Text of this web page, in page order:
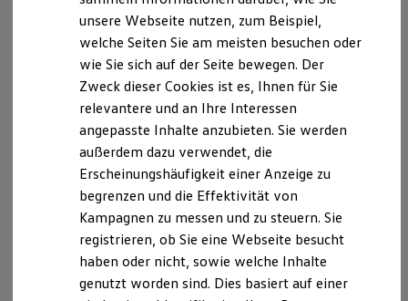
Nachhaltigkeit
Technologie
Kosten und Kauf
Kaufoptionen
E-Auto-Förderung
Software und Konnektivität
Die ID. Software 6
ID. Software Versionen und Updates
Digitale Extras
Schnittstellen zu Ihrem ID.
Hybridautos
Marke und Erlebnis
Volkswagen R und R Experience
R-Modelle
R Experience
Driving Experience
Der T-Cross
unsere Webseite nutzen, zum Beispiel,
welche Seiten Sie am meisten besuchen oder
wie Sie sich auf der Seite bewegen. Der
Zweck dieser Cookies ist es, Ihnen für Sie
relevantere und an Ihre Interessen
angepasste Inhalte anzubieten. Sie werden
außerdem dazu verwendet, die
Erscheinungshäufigkeit einer Anzeige zu
begrenzen und die Effektivität von
Kampagnen zu messen und zu steuern. Sie
registrieren, ob Sie eine Webseite besucht
haben oder nicht, sowie welche Inhalte
genutzt worden sind. Dies basiert auf einer